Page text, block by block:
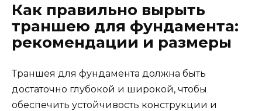
Как правильно вырыть
траншею для фундамента:
рекомендации и размеры
Траншея для фундамента должна быть
достаточно глубокой и широкой, чтобы
обеспечить устойчивость конструкции и